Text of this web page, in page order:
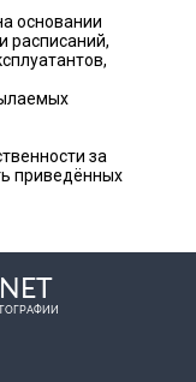
основании
расписаний,
за
приведённых